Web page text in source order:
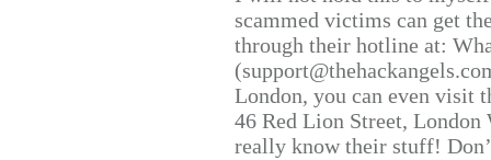
scammed victims can get
through their hotline at:
London, you can even visit
46 Red Lion Street, London
really know their stuff!